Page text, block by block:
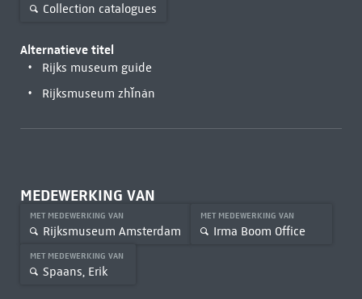
Collection catalogues
Alternatieve titel
Rijks museum guide
Rijksmuseum zhǐnán
MEDEWERKING VAN
MET MEDEWERKING VAN
Rijksmuseum Amsterdam
MET MEDEWERKING VAN
Irma Boom Office
MET MEDEWERKING VAN
Spaans, Erik